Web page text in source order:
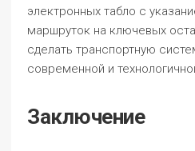
электронных табло с
маршруток на ключевых
сделать транспортную
современной и
Заключение